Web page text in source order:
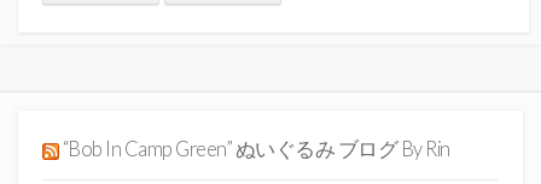
“Bob In Camp Green” ぬいぐるみ ブログ By Rin